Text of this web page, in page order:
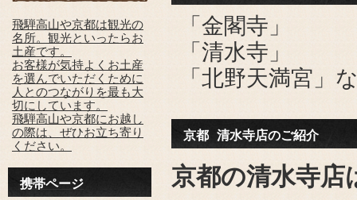
飛騨高山や京都は観光の
名所。観光といったらお
土産です。
お客様が気持よくお土産
を選んでいただくために
人とのつながりを最も大
切にしています。
飛騨高山や京都にお越し
の際は、ぜひお立ち寄り
ください。
携帯ページ
「金閣寺」
「清水寺」
「北野天満宮」
京都 清水寺店のご紹介
京都の清水寺店